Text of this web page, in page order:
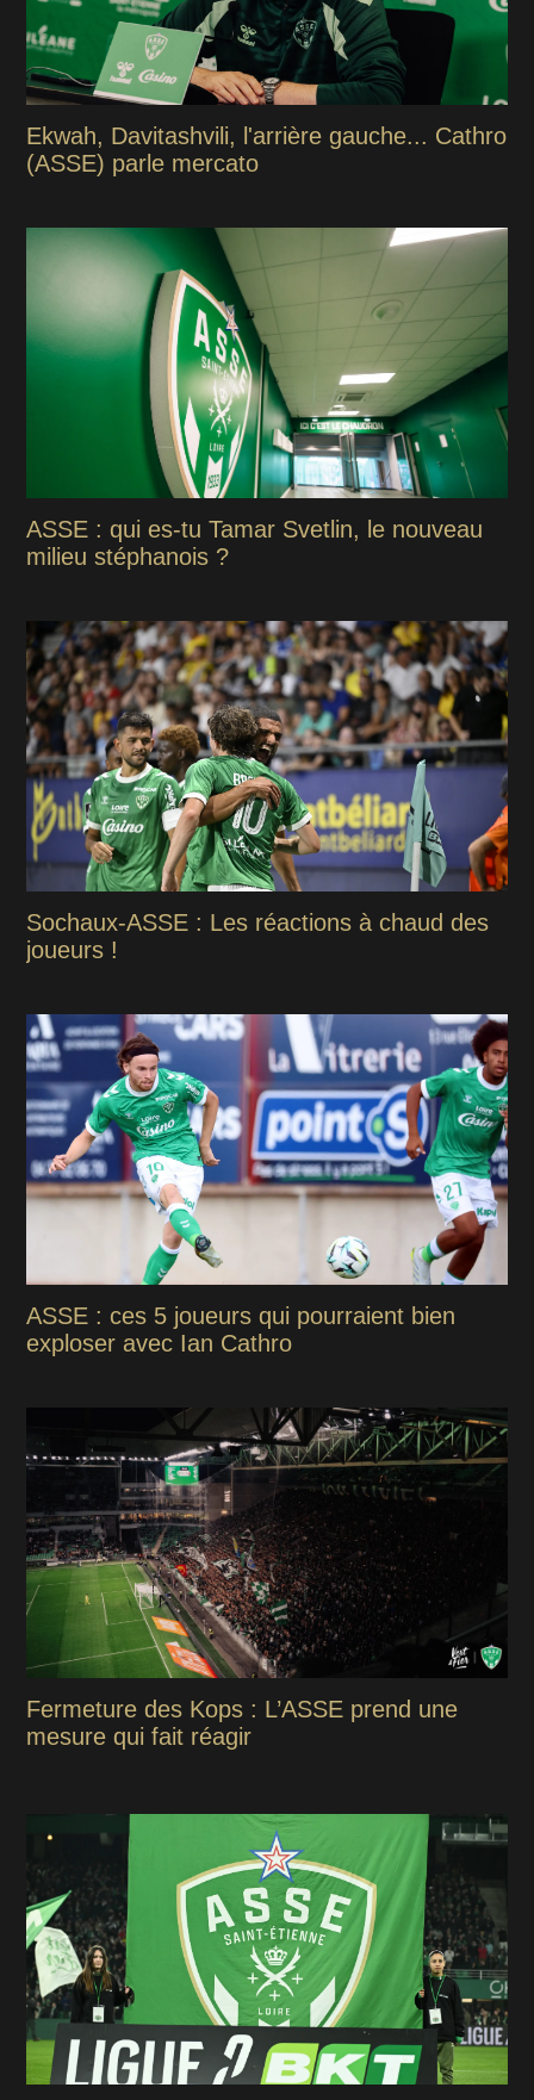
Ekwah, Davitashvili, l'arrière gauche... Cathro
(ASSE) parle mercato
ASSE : qui es-tu Tamar Svetlin, le nouveau
milieu stéphanois ?
Sochaux-ASSE : Les réactions à chaud des
joueurs !
ASSE : ces 5 joueurs qui pourraient bien
exploser avec Ian Cathro
Fermeture des Kops : L’ASSE prend une
mesure qui fait réagir